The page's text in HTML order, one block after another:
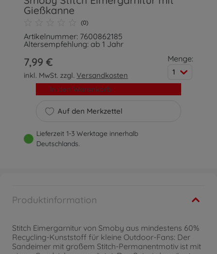
Gießkanne
(0)
Artikelnummer: 7600862185
Altersempfehlung: ab 1 Jahr
7,99 €
inkl. MwSt. zzgl.Versandkosten
Menge:
1
Auf den Merkzettel
In den Warenkorb
Lieferzeit 1-3 Werktage innerhalb
Deutschlands.
Produktinformation
Stitch Eimergarnitur von Smoby aus mindestens 60%
Recycling-Kunststoff für kleine Outdoor-Fans: Der
Sandeimer mit großem Stitch-Permanentmotiv ist mit